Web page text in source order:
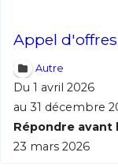
Appel
Autre
Du 1 avril 2026
au 31 décembre
Répondre avant
23 mars 2026